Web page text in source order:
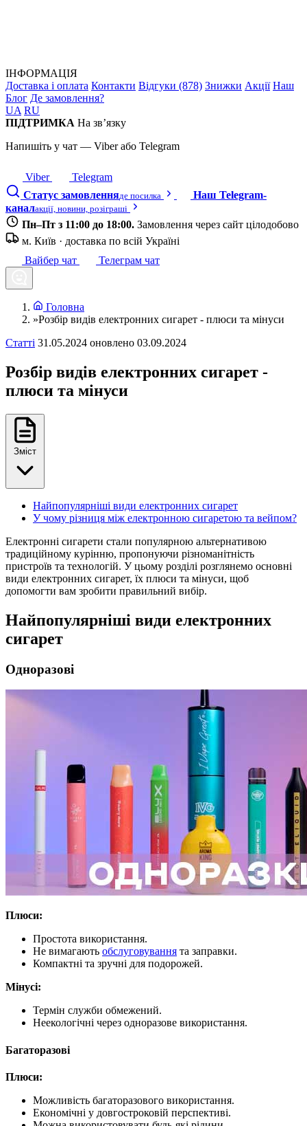
ІНФОРМАЦІЯ
Доставка і оплата Контакти Відгуки (878) Знижки Акції Наш
Блог Де замовлення?
UA RU
ПІДТРИМКА На зв’язку
Напишіть у чат — Viber або Telegram
Viber
Telegram
Статус замовленняде посилка
Наш Telegram-
каналакції, новини, розіграші
Пн–Пт з 11:00 до 18:00. Замовлення через сайт цілодобово
м. Київ · доставка по всій Україні
Вайбер чат
Телеграм чат
Головна
»Розбір видів електронних сигарет - плюси та мінуси
Статті 31.05.2024 оновлено 03.09.2024
Розбір видів електронних сигарет -
плюси та мінуси
Зміст
Найпопулярніші види електронних сигарет
У чому різниця між електронною сигаретою та вейпом?
Електронні сигарети стали популярною альтернативою
традиційному курінню, пропонуючи різноманітність
пристроїв та технологій. У цьому розділі розглянемо основні
види електронних сигарет, їх плюси та мінуси, щоб
допомогти вам зробити правильний вибір.
Найпопулярніші види електронних
сигарет
Одноразові
Плюси:
Простота використання.
Не вимагають обслуговування та заправки.
Компактні та зручні для подорожей.
Мінусі:
Термін служби обмежений.
Неекологічні через одноразове використання.
Багаторазові
Плюси:
Можливість багаторазового використання.
Економічні у довгостроковій перспективі.